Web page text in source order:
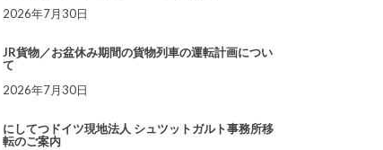
2026年7月30日
JR貨物／お盆休み期間の貨物列車の運転計画につい
て
2026年7月30日
にしてつドイツ現地法人 シュツットガルト事務所移
転のご案内